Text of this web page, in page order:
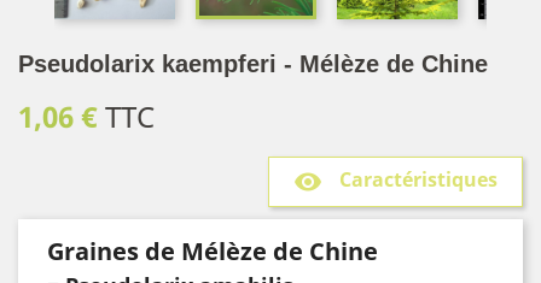
Pseudolarix kaempferi - Mélèze de Chine
1,06 €TTC
remove_red_eye Caractéristiques
Graines de Mélèze de Chine